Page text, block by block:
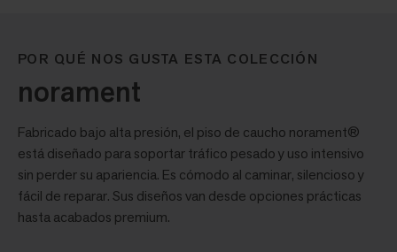
POR QUÉ NOS GUSTA ESTA COLECCIÓN
norament
Fabricado bajo alta presión, el piso de caucho norament®
está diseñado para soportar tráfico pesado y uso intensivo
sin perder su apariencia. Es cómodo al caminar, silencioso y
fácil de reparar. Sus diseños van desde opciones prácticas
hasta acabados premium.